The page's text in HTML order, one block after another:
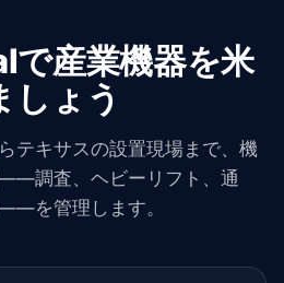
産業機器を米
しょう
テキサスの設置現場まで、機
調査、ヘビーリフト、通
を管理します。